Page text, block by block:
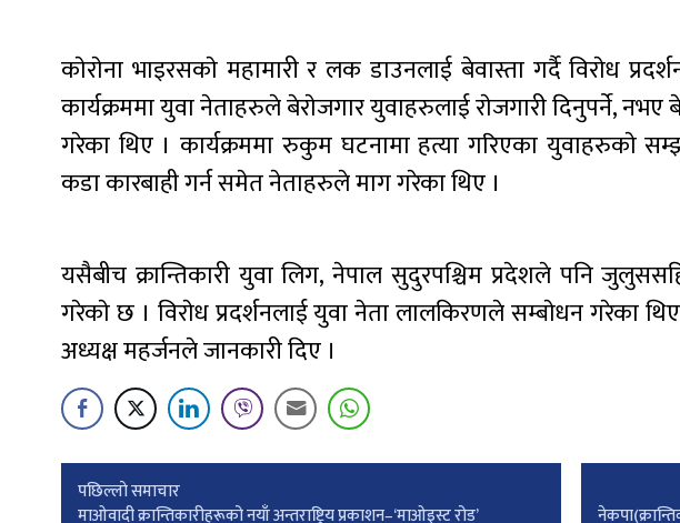
काेराेना भाइरसकाे महामारी र लक डाउनलाई बेवास्ता गर्दै विराेध
कार्यक्रममा युवा नेताहरुले बेराेजगार युवाहरुलाई राेजगारी दिनुपर्ने, नभए
गरेका थिए । कार्यक्रममा रुकुम घटनामा हत्या गरिएका युवाहरुकाे
कडा कारबाही गर्न समेत नेताहरुले माग गरेका थिए ।
यसैबीच क्रान्तिकारी युवा लिग, नेपाल सुदुरपश्चिम प्रदेशले पनि
गरेकाे छ । विराेध प्रदर्शनलाई युवा नेता लालकिरणले सम्बाेधन गरेका
अध्यक्ष महर्जनले जानकारी दिए ।
Post
पछिल्लाे समाचार
माओवादी क्रान्तिकारीहरूको नयाँ अन्तराष्ट्रिय प्रकाशन–‘माओइस्ट रोड’